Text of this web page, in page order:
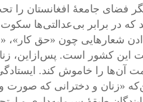
فضای جامعهٔ افغانستان را
که در برابر بی‌عدالتی‌ها
شعارهایی چون «حق کار»،
این کشور است. پس‌ازاین،
آن‌ها را خاموش کند.
«زنان و دخترانی که صورت